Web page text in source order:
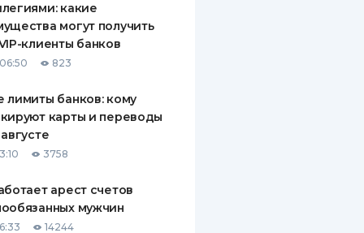
О СТРАХОВЫХ
какие
могут получить
клиенты банков
823
лимиты банков: кому
карты и переводы
3758
арест счетов
мужчин
14244